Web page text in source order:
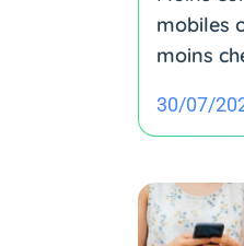
mobiles
moins
30/07/